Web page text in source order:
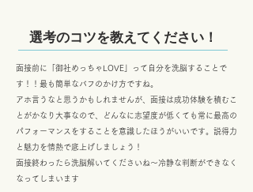
選考のコツを教えてください！
面接前に「御社めっちゃLOVE」って自分を洗脳することで
す！！最も簡単なバフのかけ方ですね。
アホ言うなと思うかもしれませんが、面接は成功体験を積むこ
とがかなり大事なので、どんなに志望度が低くても常に最高の
パフォーマンスをすることを意識したほうがいいです。説得力
と魅力を情熱で底上げしましょう！
面接終わったら洗脳解いてくださいね～冷静な判断ができなく
なってしまいます